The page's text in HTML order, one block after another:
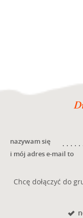
nazywam się
i mój adres e-mail to
Chcę dołączyć do